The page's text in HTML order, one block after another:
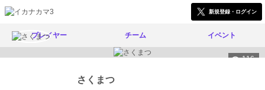
新規登録・ログイン
プレイヤー チーム イベント
116
さくまつ